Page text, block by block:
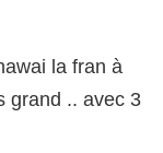
la fran à
grand .. avec 3